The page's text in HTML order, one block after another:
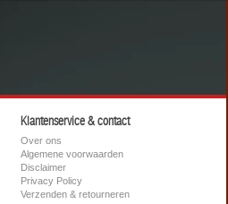
Klantenservice & contact
Over ons
Algemene voorwaarden
Disclaimer
Privacy Policy
Verzenden & retourneren